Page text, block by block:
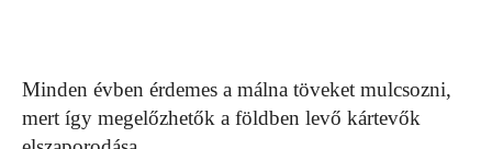
Minden évben érdemes a málna töveket mulcsozni,
mert így megelőzhetők a földben levő kártevők